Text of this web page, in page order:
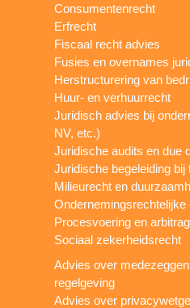
Consumentenrecht
Erfrecht
Fiscaal recht advies
Fusies en overnames
Herstructurering van
Huur- en verhuurrecht
Juridisch advies bij
NV, etc.)
Juridische audits en due
Juridische begeleiding bij
Milieurecht en
Ondernemingsrechtelijke
Procesvoering en
Sociaal zekerheidsrecht
Advies over
regelgeving
Advies over